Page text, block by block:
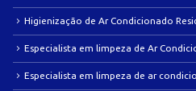
Higienização de Ar Condicionado
Especialista em limpeza de Ar
Especialista em limpeza de ar